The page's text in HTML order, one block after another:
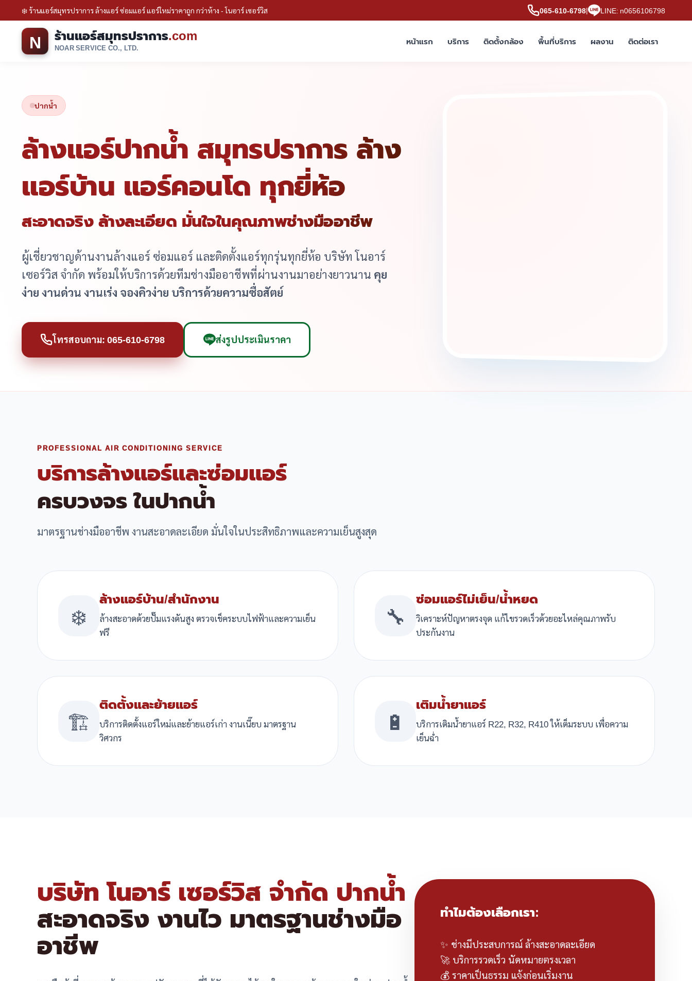
❄️ ร้านแอร์สมุทรปราการ ล้างแอร์ ซ่อมแอร์ แอร์ใหม่ราคาถูก กว่าห้าง - โนอาร์ เซอร์วิส 065-610-6798| LINE: n0656106798
N ร้านแอร์สมุทรปราการ.com
NOAR SERVICE CO., LTD.
หน้าแรก บริการ ติดตั้งกล้อง พื้นที่บริการ ผลงาน ติดต่อเรา
ปากน้ำ
ล้างแอร์ปากน้ำ สมุทรปราการ ล้าง
แอร์บ้าน แอร์คอนโด ทุกยี่ห้อ
สะอาดจริง ล้างละเอียด มั่นใจในคุณภาพช่างมืออาชีพ
ผู้เชี่ยวชาญด้านงานล้างแอร์ ซ่อมแอร์ และติดตั้งแอร์ทุกรุ่นทุกยี่ห้อ บริษัท โนอาร์
เซอร์วิส จำกัด พร้อมให้บริการด้วยทีมช่างมืออาชีพที่ผ่านงานมาอย่างยาวนาน คุย
ง่าย งานด่วน งานเร่ง จองคิวง่าย บริการด้วยความซื่อสัตย์
โทรสอบถาม: 065-610-6798 ส่งรูปประเมินราคา
PROFESSIONAL AIR CONDITIONING SERVICE
บริการล้างแอร์และซ่อมแอร์
ครบวงจร ในปากน้ำ
มาตรฐานช่างมืออาชีพ งานสะอาดละเอียด มั่นใจในประสิทธิภาพและความเย็นสูงสุด
❄️
ล้างแอร์บ้าน/สำนักงาน
ล้างสะอาดด้วยปั๊มแรงดันสูง ตรวจเช็คระบบไฟฟ้าและความเย็น
ฟรี
🔧
ซ่อมแอร์ไม่เย็น/น้ำหยด
วิเคราะห์ปัญหาตรงจุด แก้ไขรวดเร็วด้วยอะไหล่คุณภาพรับ
ประกันงาน
🏗️
ติดตั้งและย้ายแอร์
บริการติดตั้งแอร์ใหม่และย้ายแอร์เก่า งานเนี๊ยบ มาตรฐาน
วิศวกร
🔋
เติมน้ำยาแอร์
บริการเติมน้ำยาแอร์ R22, R32, R410 ให้เต็มระบบ เพื่อความ
เย็นฉ่ำ
บริษัท โนอาร์ เซอร์วิส จำกัด ปากน้ำ
สะอาดจริง งานไว มาตรฐานช่างมือ
อาชีพ
ทำไมต้องเลือกเรา:
✨ ช่างมีประสบการณ์ ล้างสะอาดละเอียด
🚀 บริการรวดเร็ว นัดหมายตรงเวลา
💰 ราคาเป็นธรรม แจ้งก่อนเริ่มงาน